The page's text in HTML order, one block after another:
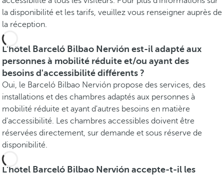
la disponibilité et les tarifs, veuillez vous renseigner auprès de
la réception.
L'hôtel Barceló Bilbao Nervión est-il adapté aux
personnes à mobilité réduite et/ou ayant des
besoins d'accessibilité différents ?
Oui, le Barceló Bilbao Nervión propose des services, des
installations et des chambres adaptés aux personnes à
mobilité réduite et ayant d'autres besoins en matière
d'accessibilité. Les chambres accessibles doivent être
réservées directement, sur demande et sous réserve de
disponibilité.
L'hôtel Barceló Bilbao Nervión accepte-t-il les